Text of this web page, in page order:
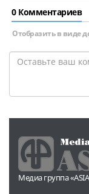
0 Комментариев
Отобразить в виде
Медиа группа